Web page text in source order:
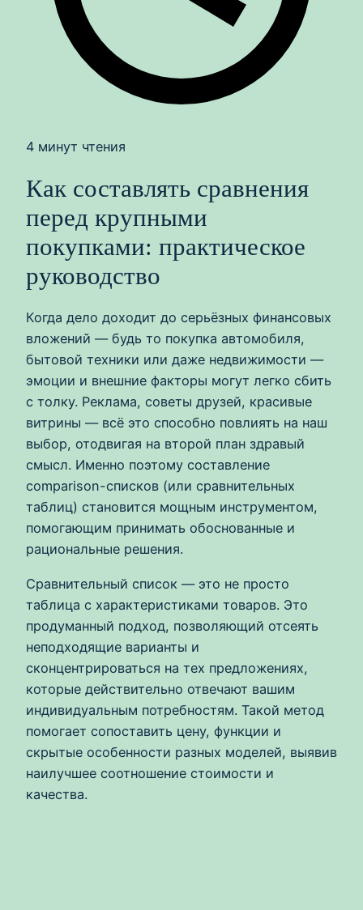
4 минут чтения
Как составлять сравнения
перед крупными
покупками: практическое
руководство
Когда дело доходит до серьёзных финансовых
вложений — будь то покупка автомобиля,
бытовой техники или даже недвижимости —
эмоции и внешние факторы могут легко сбить
с толку. Реклама, советы друзей, красивые
витрины — всё это способно повлиять на наш
выбор, отодвигая на второй план здравый
смысл. Именно поэтому составление
comparison-списков (или сравнительных
таблиц) становится мощным инструментом,
помогающим принимать обоснованные и
рациональные решения.
Сравнительный список — это не просто
таблица с характеристиками товаров. Это
продуманный подход, позволяющий отсеять
неподходящие варианты и
сконцентрироваться на тех предложениях,
которые действительно отвечают вашим
индивидуальным потребностям. Такой метод
помогает сопоставить цену, функции и
скрытые особенности разных моделей, выявив
наилучшее соотношение стоимости и
качества.